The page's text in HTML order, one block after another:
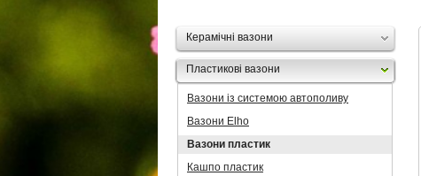
Керамічні вазони
Пластикові вазони
Вазони із системою автополиву
Вазони Elho
Вазони пластик
Кашпо пластик